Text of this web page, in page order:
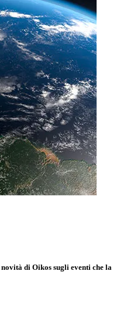
di Oikos sugli eventi che la